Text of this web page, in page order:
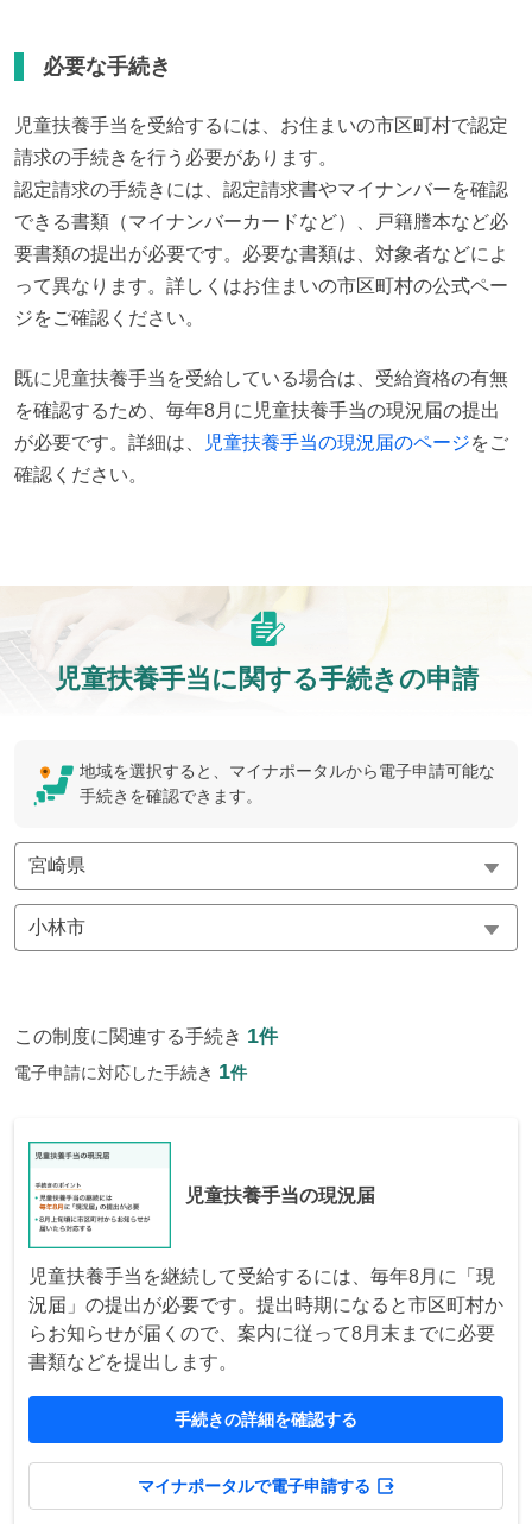
必要な手続き
児童扶養手当を受給するには、お住まいの市区町村で認定
請求の手続きを行う必要があります。
認定請求の手続きには、認定請求書やマイナンバーを確認
できる書類（マイナンバーカードなど）、戸籍謄本など必
要書類の提出が必要です。必要な書類は、対象者などによ
って異なります。詳しくはお住まいの市区町村の公式ペー
ジをご確認ください。
既に児童扶養手当を受給している場合は、受給資格の有無
を確認するため、毎年8月に児童扶養手当の現況届の提出
が必要です。詳細は、
児童扶養手当の現況届のページをご
確認ください。
児童扶養手当に関する手続きの申請
地域を選択すると、マイナポータルから電子申請可能な
手続きを確認できます。
この制度に関連する手続き 1件
電子申請に対応した手続き 1件
児童扶養手当の現況届
児童扶養手当を継続して受給するには、毎年8月に「現
況届」の提出が必要です。提出時期になると市区町村か
らお知らせが届くので、案内に従って8月末までに必要
書類などを提出します。
手続きの詳細を確認する
マイナポータルで電子申請する